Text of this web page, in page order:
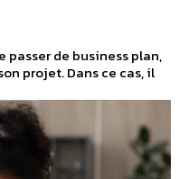
passer de business plan,
projet. Dans ce cas, il